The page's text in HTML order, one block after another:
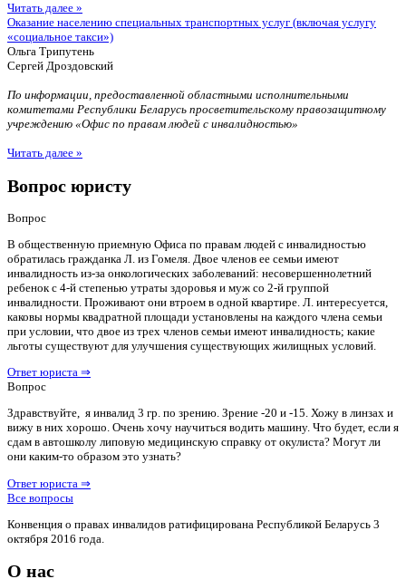
Читать далее »
Оказание населению специальных транспортных услуг (включая услугу
«социальное такси»)
Ольга Трипутень
Сергей Дроздовский
По информации, предоставленной областными исполнительными
комитетами Республики Беларусь просветительскому правозащитному
учреждению «Офис по правам людей с инвалидностью»
Читать далее »
Вопрос юристу
Вопрос
В общественную приемную Офиса по правам людей с инвалидностью
обратилась гражданка Л. из Гомеля. Двое членов ее семьи имеют
инвалидность из-за онкологических заболеваний: несовершеннолетний
ребенок с 4-й степенью утраты здоровья и муж со 2-й группой
инвалидности. Проживают они втроем в одной квартире. Л. интересуется,
каковы нормы квадратной площади установлены на каждого члена семьи
при условии, что двое из трех членов семьи имеют инвалидность; какие
льготы существуют для улучшения существующих жилищных условий.
Ответ юриста ⇒
Вопрос
Здравствуйте, я инвалид 3 гр. по зрению. Зрение -20 и -15. Хожу в линзах и
вижу в них хорошо. Очень хочу научиться водить машину. Что будет, если я
сдам в автошколу липовую медицинскую справку от окулиста? Могут ли
они каким-то образом это узнать?
Ответ юриста ⇒
Все вопросы
Конвенция о правах инвалидов ратифицирована Республикой Беларусь 3
октября 2016 года.
О нас